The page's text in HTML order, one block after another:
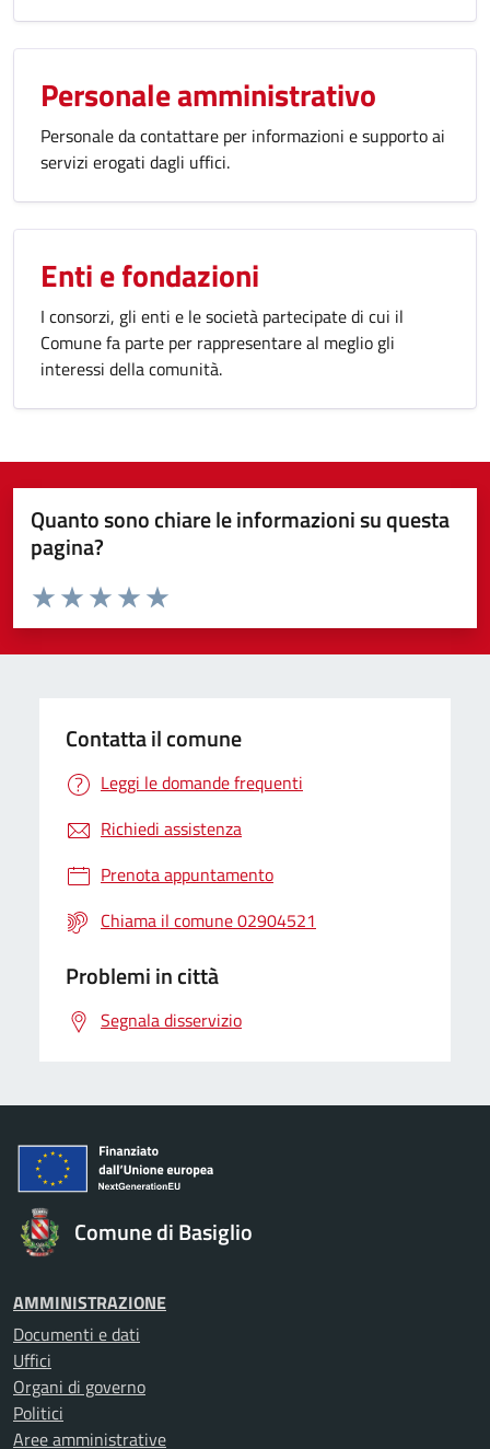
Personale amministrativo
Personale da contattare per informazioni e supporto ai
servizi erogati dagli uffici.
Enti e fondazioni
I consorzi, gli enti e le società partecipate di cui il
Comune fa parte per rappresentare al meglio gli
interessi della comunità.
Quanto sono chiare le informazioni su questa
pagina?
Valuta da 1 a 5 stelle la pagina
Valuta 5 stelle su 5
Valuta 4 stelle su 5
Valuta 3 stelle su 5
Valuta 2 stelle su 5
Valuta 1 stelle su 5
Contatta il comune
Leggi le domande frequenti
Richiedi assistenza
Prenota appuntamento
Chiama il comune 02904521
Problemi in città
Segnala disservizio
Comune di Basiglio
AMMINISTRAZIONE
Documenti e dati
Uffici
Organi di governo
Politici
Aree amministrative